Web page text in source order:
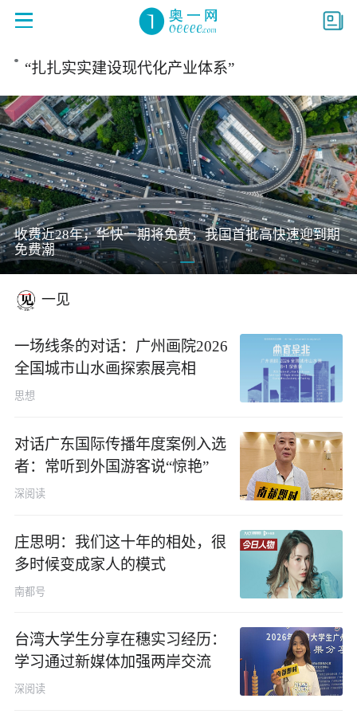
pc版
首页 政经观察 接诉即办 基层治理
商业治理 一见 一评
综合
时政 评论 深阅读 全娱乐
数字报
“扎扎实实建设现代化产业体系”
收费近28年，华快一期将免费，我国首批高快速迎到期
免费潮
一见
一场线条的对话：广州画院2026
全国城市山水画探索展亮相
思想
对话广东国际传播年度案例入选
者：常听到外国游客说“惊艳”
深阅读
庄思明：我们这十年的相处，很
多时候变成家人的模式
南都号
台湾大学生分享在穗实习经历：
学习通过新媒体加强两岸交流
深阅读